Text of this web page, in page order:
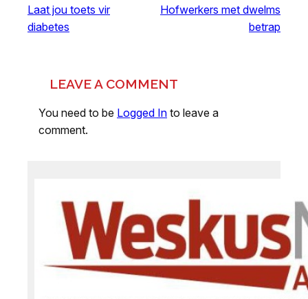
Laat jou toets vir
diabetes
Hofwerkers met dwelms
betrap
LEAVE A COMMENT
You need to be Logged In to leave a
comment.